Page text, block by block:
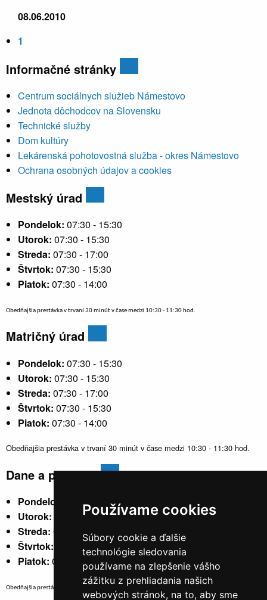
Používame cookies
Súbory cookie a ďalšie
technológie sledovania
používame na zlepšenie vášho
zážitku z prehliadania našich
webových stránok, na to, aby sme
08.06.2010
1
Informačné stránky
Centrum sociálnych služieb Námestovo
Jednota dôchodcov na Slovensku
Technické služby
Dom kultúry
Lekárenská pohotovostná služba - okres Námestovo
Ochrana osobných údajov a cookies
Mestský úrad
Pondelok: 07:30 - 15:30
Utorok: 07:30 - 15:30
Streda: 07:30 - 17:00
Štvrtok: 07:30 - 15:30
Piatok: 07:30 - 14:00
Obedňajšia prestávka v trvaní 30 minút v čase medzi 10:30 - 11:30 hod.
Matričný úrad
Pondelok: 07:30 - 15:30
Utorok: 07:30 - 15:30
Streda: 07:30 - 17:00
Štvrtok: 07:30 - 15:30
Piatok: 07:30 - 14:00
Obedňajšia prestávka v trvaní 30 minút v čase medzi 10:30 - 11:30 hod.
Dane a poplatky
Pondelok:
07:30 - 15:30
Utorok:
nestránkový
Streda: 07:30 - 17:00
Štvrtok:
nestránkový
Piatok: 07:30 - 14:00
Obedňajšia prestávka v trvaní 30 minút v čase medzi 10:30 - 11:30 hod.